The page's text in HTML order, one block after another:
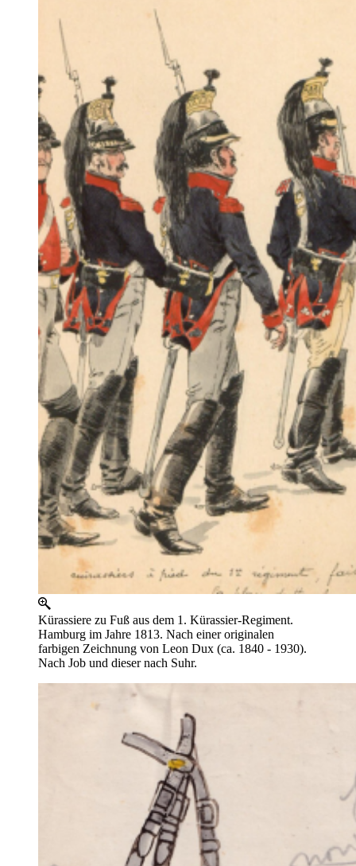
Kürassiere zu Fuß aus dem 1. Kürassier-Regiment.
Hamburg im Jahre 1813. Nach einer originalen
farbigen Zeichnung von Leon Dux (ca. 1840 - 1930).
Nach Job und dieser nach Suhr.